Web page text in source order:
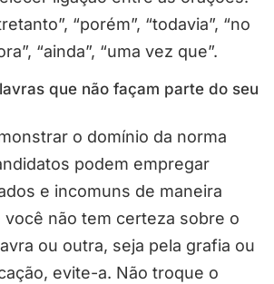
“porém”, “todavia”, “no
“ainda”, “uma vez que”.
que não façam parte do seu
o domínio da norma
podem empregar
e incomuns de maneira
você não tem certeza sobre o
ou outra, seja pela grafia ou
evite-a. Não troque o